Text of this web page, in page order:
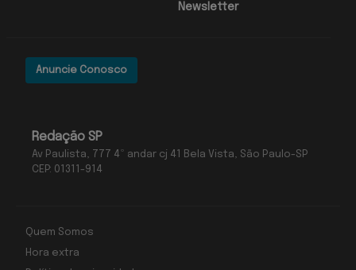
Redação SP
Av Paulista, 777 4º andar cj 41 Bela Vista, São Paulo-SP
CEP: 01311-914
Anuncie Conosco
Newsletter
Quem Somos
Hora extra